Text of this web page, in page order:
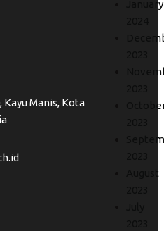
January
August
Kayu Manis, Kota